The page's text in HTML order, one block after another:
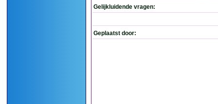
Gelijkluidende vragen:
Geplaatst door: